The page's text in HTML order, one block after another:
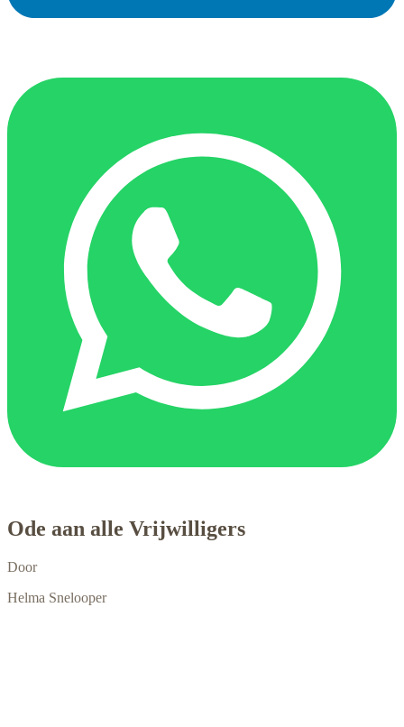
Ode aan alle Vrijwilligers
Door
Helma Snelooper